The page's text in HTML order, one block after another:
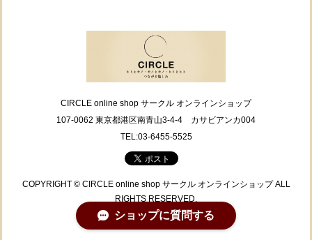
CIRCLE online shop サークル オンラインショップ
107-0062 東京都港区南青山3-4-4 カサビアンカ004
TEL:03-6455-5525
COPYRIGHT © CIRCLE online shop サークル オンラインショップ ALL
RIGHTS RESERVED.
ショップに質問する